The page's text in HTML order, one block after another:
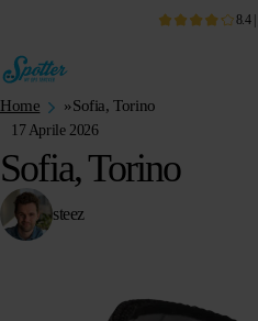
8.4|
Home »Sofia, Torino
17 Aprile 2026
Sofia, Torino
steez